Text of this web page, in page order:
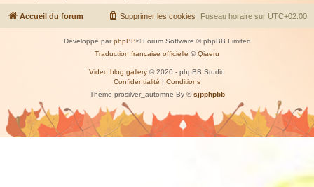
Accueil du forum Fuseau horaire sur UTC+02:00
Supprimer les cookies
Développé parphpBB® Forum Software © phpBB Limited
Traduction française officielle ©Qiaeru
Video blog gallery © 2020 - phpBB Studio
Confidentialité | Conditions
Thème prosilver_automne By ©sjpphpbb